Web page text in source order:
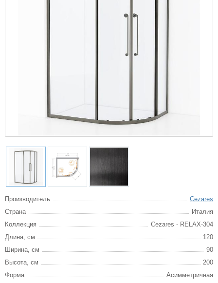
Производитель
Cezares
Страна
Италия
Коллекция
Cezares - RELAX-304
Длина, см
120
Ширина, см
90
Высота, см
200
Форма
Асимметричная